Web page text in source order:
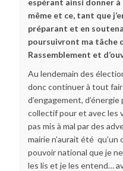
espérant ainsi donner
même et ce, tant que
préparant et en
poursuivront ma tâche
Rassemblement et
Au lendemain des
donc continuer à tout
d’engagement,
collectif pour et avec les
pas mis à mal par des
mairie n’aurait été
pouvoir national que je
les lis et je les entend…